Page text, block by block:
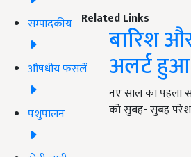
सम्पादकीय
औषधीय फसलें
पशुपालन
Related Links
बारिश
अलर्ट हुआ
नए साल का पहला
को सुबह- सुबह